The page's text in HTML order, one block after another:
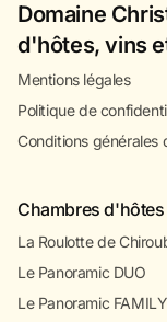
Domaine
d'hôtes, vins
Mentions légales
Politique de
Conditions générales
Chambres d'hôtes
La Roulotte de
Le Panoramic DUO
Le Panoramic FAMILY